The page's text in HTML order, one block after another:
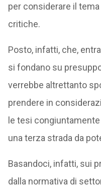
per considerare il
critiche.
Posto, infatti, che,
si fondano su
verrebbe altrettanto
prendere in
le tesi
una terza strada da
Basandoci, infatti, sui
dalla normativa di